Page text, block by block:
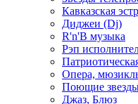
Кавказская
Диджеи (Dj)
R'n'B музыка
Рэп
Опера,
Поющие
Джаз, Блюз